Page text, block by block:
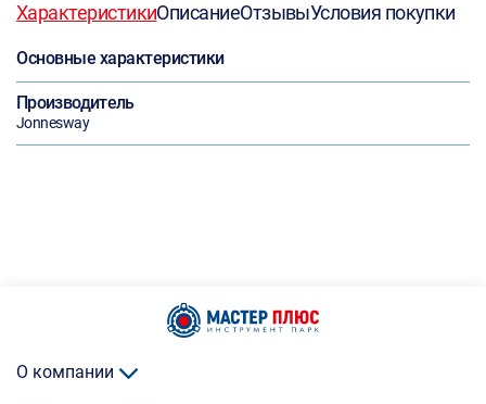
ХарактеристикиОписаниеОтзывыУсловия покупки
Основные характеристики
Производитель
Jonnesway
О компании